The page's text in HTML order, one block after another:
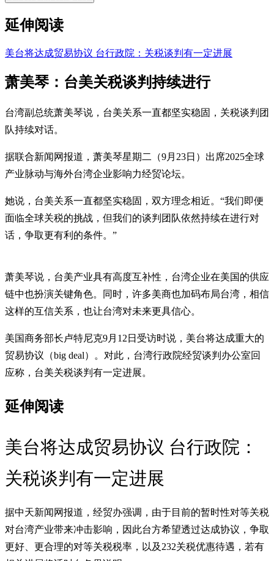
延伸阅读
美台将达成贸易协议 台行政院：关税谈判有一定进展
萧美琴：台美关税谈判持续进行
台湾副总统萧美琴说，台美关系一直都坚实稳固，关税谈判团
队持续对话。
据联合新闻网报道，萧美琴星期二（9月23日）出席2025全球
产业脉动与海外台湾企业影响力经贸论坛。
她说，台美关系一直都坚实稳固，双方理念相近。“我们即便
面临全球关税的挑战，但我们的谈判团队依然持续在进行对
话，争取更有利的条件。”
萧美琴说，台美产业具有高度互补性，台湾企业在美国的供应
链中也扮演关键角色。同时，许多美商也加码布局台湾，相信
这样的互信关系，也让台湾对未来更具信心。
美国商务部长卢特尼克9月12日受访时说，美台将达成重大的
贸易协议（big deal）。对此，台湾行政院经贸谈判办公室回
应称，台美关税谈判有一定进展。
延伸阅读
美台将达成贸易协议 台行政院：
关税谈判有一定进展
据中天新闻网报道，经贸办强调，由于目前的暂时性对等关税
对台湾产业带来冲击影响，因此台方希望透过达成协议，争取
更好、更合理的对等关税税率，以及232关税优惠待遇，若有